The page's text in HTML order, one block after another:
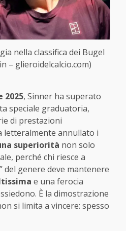
nella classifica dei Bugel
– glieroidelcalcio.com)
2025, Sinner ha superato
speciale graduatoria,
di prestazioni
letteralmente annullato i
superiorità non solo
perché chi riesce a
del genere deve mantenere
e una ferocia
È la dimostrazione
si limita a vincere: spesso